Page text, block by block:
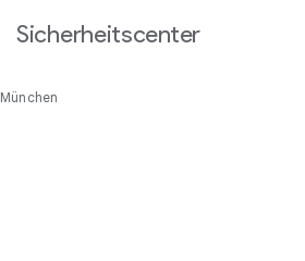
Sicherheitscenter
München